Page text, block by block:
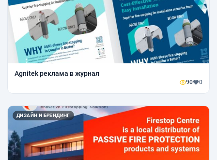
Agnitek реклама в журнал
90 0
ДИЗАЙН И БРЕНДИНГ